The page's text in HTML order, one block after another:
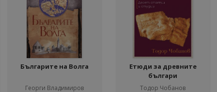
Българите на Волга
Георги Владимиров
Етюди за древните
българи
Тодор Чобанов